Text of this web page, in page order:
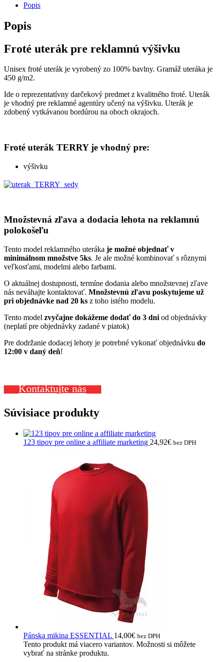
Popis
Popis
Froté uterák pre reklamnú výšivku
Unisex froté uterák je vyrobený zo 100% bavlny. Gramáž uteráka je
450 g/m2.
Ide o reprezentatívny darčekový predmet z kvalitného froté. Uterák
je vhodný pre reklamné agentúry učený na výšivku. Uterák je
zdobený vytkávanou bordúrou na oboch okrajoch.
Froté uterák TERRY je vhodný pre:
výšivku
Množstevná zľava a dodacia lehota na reklamnú
polokošeľu
Tento model reklamného uteráka je možné objednať v
minimálnom množstve 5ks. Je ale možné kombinovať s rôznymi
veľkosťami, modelmi alebo farbami.
O aktuálnej dostupnosti, termíne dodania alebo množstevnej zľave
nás neváhajte kontaktovať. Množstevnú zľavu poskytujeme už
pri objednávke nad 20 ks z toho istého modelu.
Tento model zvyčajne dokážeme dodať do 3 dni od objednávky
(neplatí pre objednávky zadané v piatok)
Pre dodržanie dodacej lehoty je potrebné vykonať objednávku do
12:00 v daný deň!
Kontaktujte nás
Súvisiace produkty
123 tipov pre online a affiliate marketing 24,92€ bez DPH
Pánska mikina ESSENTIAL 14,00€ bez DPH
Tento produkt má viacero variantov. Možnosti si môžete
vybrať na stránke produktu.